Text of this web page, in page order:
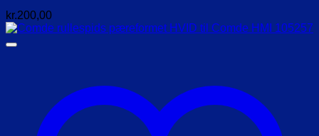
kr.200,00